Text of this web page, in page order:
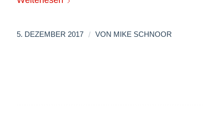
5. DEZEMBER 2017 / VON MIKE SCHNOOR